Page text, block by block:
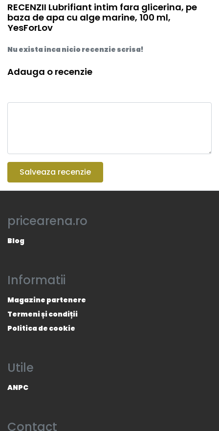
RECENZII Lubrifiant intim fara glicerina, pe
baza de apa cu alge marine, 100 ml,
YesForLov
Nu exista inca nicio recenzie scrisa!
Adauga o recenzie
Salveaza recenzie
pricearena.ro
Blog
Informatii
Magazine partenere
Termeni și condiții
Politica de cookie
Utile
ANPC
Contact